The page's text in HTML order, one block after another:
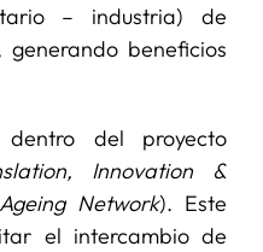
– industria) de
beneficios
del proyecto
Innovation &
Network). Este
el intercambio de